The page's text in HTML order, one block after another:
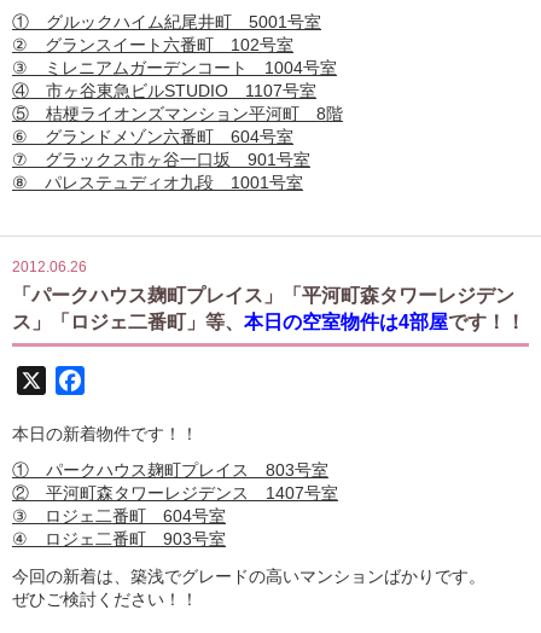
① グルックハイム紀尾井町 5001号室
② グランスイート六番町 102号室
③ ミレニアムガーデンコート 1004号室
④ 市ヶ谷東急ビルSTUDIO 1107号室
⑤ 桔梗ライオンズマンション平河町 8階
⑥ グランドメゾン六番町 604号室
⑦ グラックス市ヶ谷一口坂 901号室
⑧ パレステュディオ九段 1001号室
2012.06.26
「パークハウス麹町プレイス」「平河町森タワーレジデン
ス」「ロジェ二番町」等、 本日の空室物件は4部屋です！！
本日の新着物件です！！
① パークハウス麹町プレイス 803号室
② 平河町森タワーレジデンス 1407号室
③ ロジェ二番町 604号室
④ ロジェ二番町 903号室
今回の新着は、築浅でグレードの高いマンションばかりです。
ぜひご検討ください！！